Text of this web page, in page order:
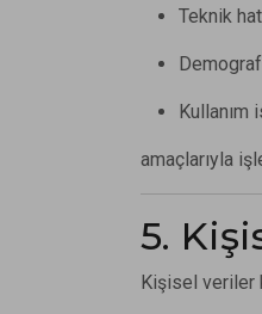
Teknik
Kullanım
amaçlarıyla
5.
Kişisel veriler